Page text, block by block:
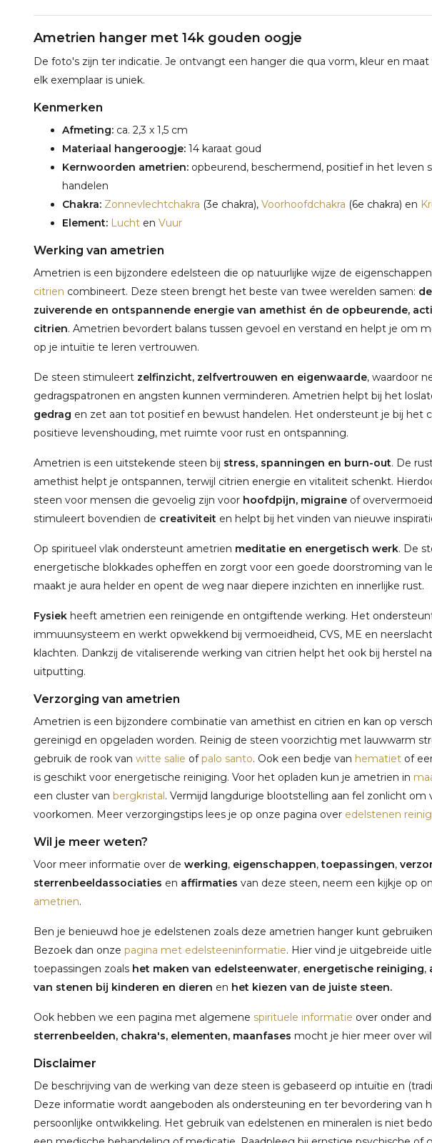
Ametrien hanger met 14k gouden oogje
De foto's zijn ter indicatie. Je ontvangt een hanger die qua vorm, kleur en maat
elk exemplaar is uniek.
Kenmerken
Afmeting: ca. 2,3 x 1,5 cm
Materiaal hangeroogje: 14 karaat goud
Kernwoorden ametrien: opbeurend, beschermend, positief in het leven
handelen
Chakra: Zonnevlechtchakra (3e chakra), Voorhoofdchakra (6e chakra) en
Element: Lucht en Vuur
Werking van ametrien
Ametrien is een bijzondere edelsteen die op natuurlijke wijze de
citrien combineert. Deze steen brengt het beste van twee werelden samen:
zuiverende en ontspannende energie van amethist én de opbeurende,
citrien. Ametrien bevordert balans tussen gevoel en verstand en helpt je om
op je intuïtie te leren vertrouwen.
De steen stimuleert zelfinzicht, zelfvertrouwen en eigenwaarde, waardoor
gedragspatronen en angsten kunnen verminderen. Ametrien helpt bij het
gedrag en zet aan tot positief en bewust handelen. Het ondersteunt je bij het
positieve levenshouding, met ruimte voor rust en ontspanning.
Ametrien is een uitstekende steen bij stress, spanningen en burn-out. De
amethist helpt je ontspannen, terwijl citrien energie en vitaliteit schenkt.
steen voor mensen die gevoelig zijn voor hoofdpijn, migraine of
stimuleert bovendien de creativiteit en helpt bij het vinden van nieuwe
Op spiritueel vlak ondersteunt ametrien meditatie en energetisch werk. De
energetische blokkades opheffen en zorgt voor een goede doorstroming van
maakt je aura helder en opent de weg naar diepere inzichten en innerlijke rust.
Fysiek heeft ametrien een reinigende en ontgiftende werking. Het
immuunsysteem en werkt opwekkend bij vermoeidheid, CVS, ME en
klachten. Dankzij de vitaliserende werking van citrien helpt het ook bij herstel
uitputting.
Verzorging van ametrien
Ametrien is een bijzondere combinatie van amethist en citrien en kan op
gereinigd en opgeladen worden. Reinig de steen voorzichtig met lauwwarm
gebruik de rook van witte salie ofpalo santo. Ook een bedje van hematiet of
is geschikt voor energetische reiniging. Voor het opladen kun je ametrien in
een cluster van bergkristal. Vermijd langdurige blootstelling aan fel zonlicht om
voorkomen. Meer verzorgingstips lees je op onze pagina over edelstenen
Wil je meer weten?
Voor meer informatie over de werking, eigenschappen,toepassingen,
sterrenbeeldassociaties en affirmaties van deze steen, neem een kijkje op
ametrien.
Ben je benieuwd hoe je edelstenen zoals deze ametrien hanger kunt
Bezoek dan onze pagina met edelsteeninformatie. Hier vind je uitgebreide
toepassingen zoals het maken van edelsteenwater, energetische reiniging,
van stenen bij kinderen en dieren en het kiezen van de juiste steen.
Ook hebben we een pagina met algemene spirituele informatie over onder
sterrenbeelden, chakra's, elementen, maanfases mocht je hier meer over
Disclaimer
De beschrijving van de werking van deze steen is gebaseerd op intuïtie en
Deze informatie wordt aangeboden als ondersteuning en ter bevordering van
persoonlijke ontwikkeling. Het gebruik van edelstenen en mineralen is niet